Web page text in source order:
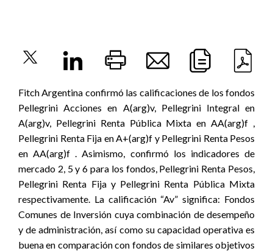
Fitch Argentina confirmó las calificaciones de los fondos
Pellegrini Acciones en A(arg)v, Pellegrini Integral en
A(arg)v, Pellegrini Renta Pública Mixta en AA(arg)f ,
Pellegrini Renta Fija en A+(arg)f y Pellegrini Renta Pesos
en AA(arg)f . Asimismo, confirmó los indicadores de
mercado 2, 5 y 6 para los fondos, Pellegrini Renta Pesos,
Pellegrini Renta Fija y Pellegrini Renta Pública Mixta
respectivamente. La calificación “Av” significa: Fondos
Comunes de Inversión cuya combinación de desempeño
y de administración, así como su capacidad operativa es
buena en comparación con fondos de similares objetivos